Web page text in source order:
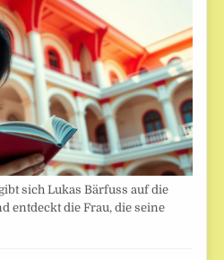
sich Lukas Bärfuss auf die
entdeckt die Frau, die seine